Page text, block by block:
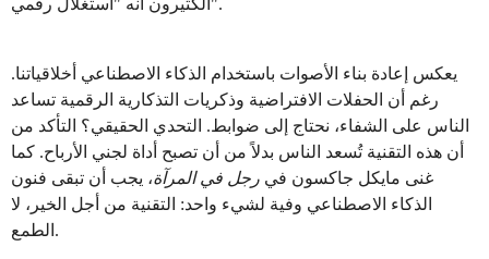
الكثيرون أنه "استغلال رقمي".
يعكس إعادة بناء الأصوات باستخدام الذكاء الاصطناعي أخلاقياتنا.
رغم أن الحفلات الافتراضية وذكريات التذكارية الرقمية تساعد
الناس على الشفاء، نحتاج إلى ضوابط. التحدي الحقيقي؟ التأكد من
أن هذه التقنية تُسعد الناس بدلاً من أن تصبح أداة لجني الأرباح. كما
غنى مايكل جاكسون في رجل في المرآة، يجب أن تبقى فنون
الذكاء الاصطناعي وفية لشيء واحد: التقنية من أجل الخير، لا
الطمع.